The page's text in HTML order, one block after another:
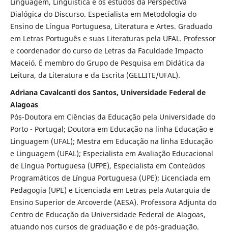
Dialógica do Discurso. Especialista em Metodologia do
Ensino de Língua Portuguesa, Literatura e Artes. Graduado
em Letras Português e suas Literaturas pela UFAL. Professor
e coordenador do curso de Letras da Faculdade Impacto
Maceió. É membro do Grupo de Pesquisa em Didática da
Leitura, da Literatura e da Escrita (GELLITE/UFAL).
Adriana Cavalcanti dos Santos, Universidade Federal de
Alagoas
Pós-Doutora em Ciências da Educação pela Universidade do
Porto - Portugal; Doutora em Educação na linha Educação e
Linguagem (UFAL); Mestra em Educação na linha Educação
e Linguagem (UFAL); Especialista em Avaliação Educacional
de Língua Portuguesa (UFPE), Especialista em Conteúdos
Programáticos de Língua Portuguesa (UPE); Licenciada em
Pedagogia (UPE) e Licenciada em Letras pela Autarquia de
Ensino Superior de Arcoverde (AESA). Professora Adjunta do
Centro de Educação da Universidade Federal de Alagoas,
atuando nos cursos de graduação e de pós-graduação.